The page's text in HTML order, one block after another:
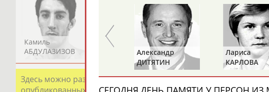
Камиль
АБДУЛАЗИЗОВ
Загалав
АБДУЛБЕКОВ
Камалудин
АБДУЛДАУДОВ
Абдула
Здесь можно разместить информацию о хорошо известном
Владимир
РЫБАКОВ
Александр
ДИТЯТИН
Лариса
КАРЛОВА